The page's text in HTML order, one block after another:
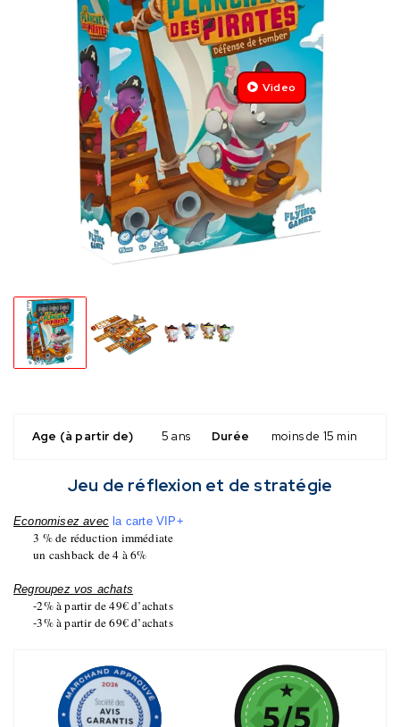
Video
Age (à partir de) 5 ans Durée moins de 15 min
Jeu de réflexion et de stratégie
Economisez avec la carte VIP+
3 % de réduction immédiate
un cashback de 4 à 6%
Regroupez vos achats
-2% à partir de 49€ d’achats
-3% à partir de 69€ d’achats